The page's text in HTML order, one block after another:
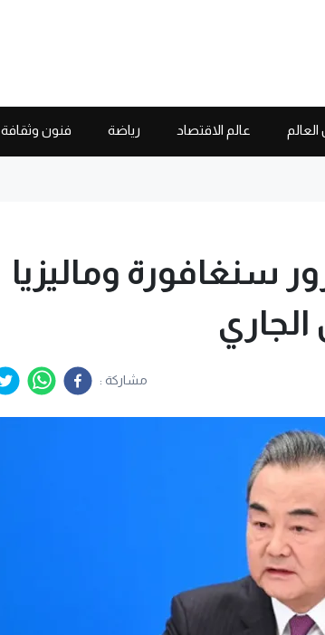
عالم الاقتصاد رياضة فنون وثقافة
سنغافورة وماليزيا
مشاركة :